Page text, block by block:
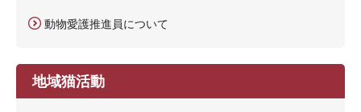
動物愛護推進員について
地域猫活動